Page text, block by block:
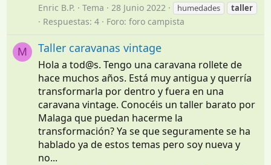
Enric B.P. Tema 28 Junio 2022 humedades taller
Respuestas: 4 Foro:foro campista
M Taller caravanas vintage
Hola a tod@s. Tengo una caravana rollete de
hace muchos años. Está muy antigua y querría
transformarla por dentro y fuera en una
caravana vintage. Conocéis un taller barato por
Malaga que puedan hacerme la
transformación? Ya se que seguramente se ha
hablado ya de estos temas pero soy nueva y
no...